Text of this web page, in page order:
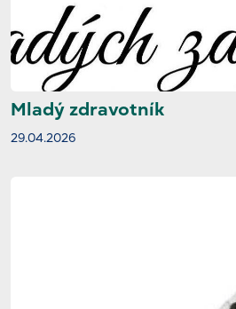
Mladý zdravotník
29.04.2026